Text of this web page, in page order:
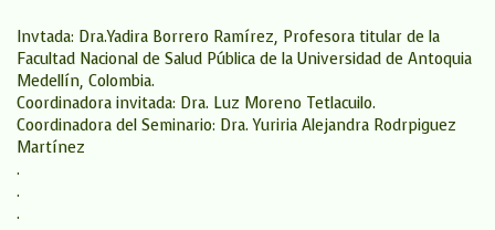
Invtada: Dra.Yadira Borrero Ramírez, Profesora titular de la
Facultad Nacional de Salud Pública de la Universidad de Antoquia
Medellín, Colombia.
Coordinadora invitada: Dra. Luz Moreno Tetlacuilo.
Coordinadora del Seminario: Dra. Yuriria Alejandra Rodrpiguez
Martínez
.
.
.